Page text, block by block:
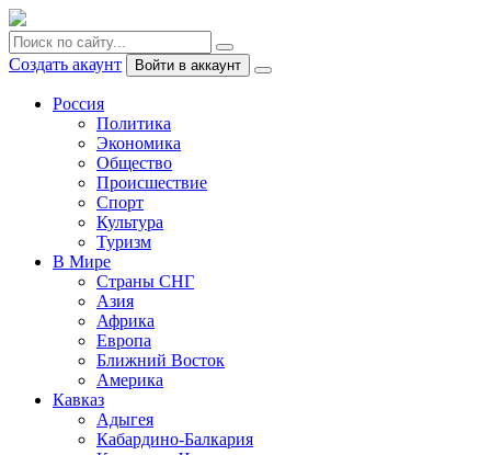
Создать акаунт Войти в аккаунт
Россия
Политика
Экономика
Общество
Происшествие
Спорт
Культура
Туризм
В Мире
Страны СНГ
Азия
Африка
Европа
Ближний Восток
Америка
Кавказ
Адыгея
Кабардино-Балкария